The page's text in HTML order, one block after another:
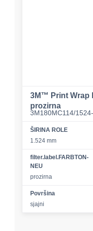
3M™ Print Wrap
prozirna
3M180MC114/
ŠIRINA ROLE
1.524 mm
filter.label.FARBTON-
NEU
prozirna
Površina
sjajni